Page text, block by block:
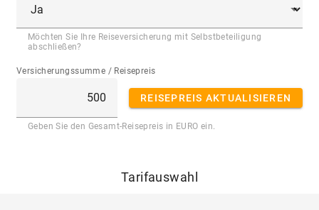
Möchten Sie Ihre Reiseversicherung mit Selbstbeteiligung
abschließen?
Versicherungssumme / Reisepreis
REISEPREIS AKTUALISIEREN
Geben Sie den Gesamt-Reisepreis in EURO ein.
Tarifauswahl